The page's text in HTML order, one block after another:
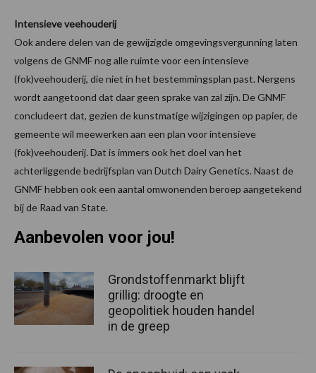
Intensieve veehouderij
Ook andere delen van de gewijzigde omgevingsvergunning laten
volgens de GNMF nog alle ruimte voor een intensieve
(fok)veehouderij, die niet in het bestemmingsplan past. Nergens
wordt aangetoond dat daar geen sprake van zal zijn. De GNMF
concludeert dat, gezien de kunstmatige wijzigingen op papier, de
gemeente wil meewerken aan een plan voor intensieve
(fok)veehouderij. Dat is immers ook het doel van het
achterliggende bedrijfsplan van Dutch Dairy Genetics. Naast de
GNMF hebben ook een aantal omwonenden beroep aangetekend
bij de Raad van State.
Aanbevolen voor jou!
Grondstoffenmarkt blijft
grillig: droogte en
geopolitiek houden handel
in de greep